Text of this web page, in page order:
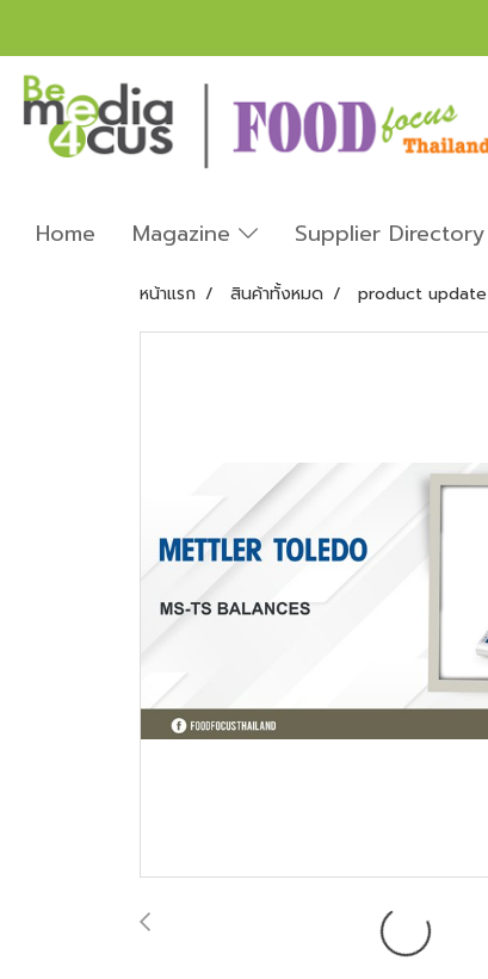
Home Magazine Supplier Directory
หน้าแรก สินค้าทั้งหมด product update